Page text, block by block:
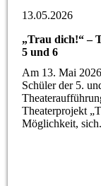
13.05.2026
„Trau dich!“ –
5 und 6
Am 13. Mai
Schüler der 5.
Theaterprojekt
Möglichkeit,